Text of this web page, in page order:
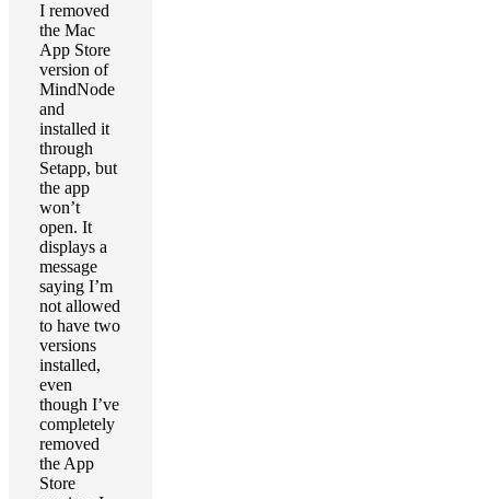
I removed
the Mac
App Store
version of
MindNode
and
installed it
through
Setapp, but
the app
won’t
open. It
displays a
message
saying I’m
not allowed
to have two
versions
installed,
even
though I’ve
completely
removed
the App
Store